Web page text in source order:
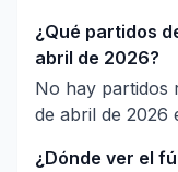
¿Qué partidos
abril de 2026?
No hay partidos
de abril de 2026
¿Dónde ver el